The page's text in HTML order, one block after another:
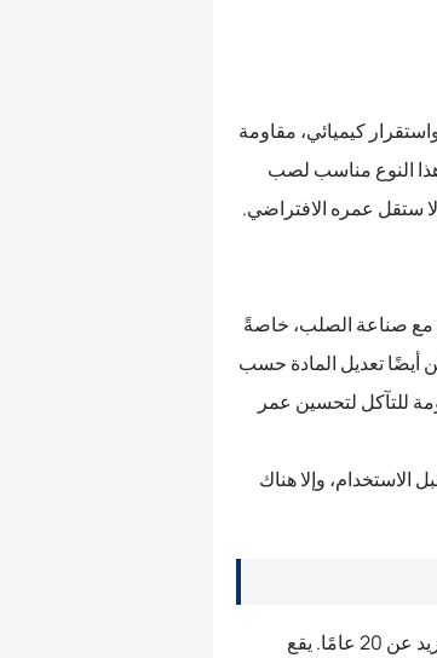
كيميائي، مقاومة
النوع مناسب لصب
ستقل عمره الافتراضي.
مع صناعة الصلب، خاصةً
تعديل المادة حسب
للتآكل لتحسين عمر
الاستخدام، وإلا هناك
تأسست السيراميك الفائز العظيم في عام 1998، والذي يتمتع بتاريخ يزيد عن 20 عامًا. يقع